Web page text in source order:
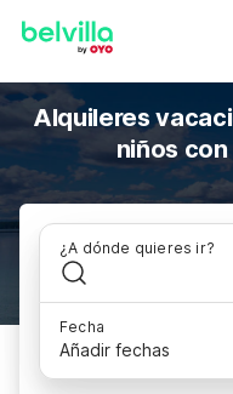
Alquileres
niños
¿A dónde quieres ir?
Fecha
Añadir fechas